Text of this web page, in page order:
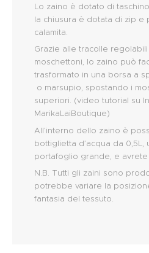
Lo zaino è dotato di
la chiusura è dotata di zip e
calamita.
Grazie alle tracolle
moschettoni, lo zaino può
trasformato in una borsa a
o marsupio, spostando i
superiori. (video tutorial su
MarikaLaiBoutique)
All’interno dello zaino è
bottiglietta d’acqua da
portafoglio grande, e avrete
N.B. Tutti gli zaini sono
potrebbe variare la
fantasia del tessuto.